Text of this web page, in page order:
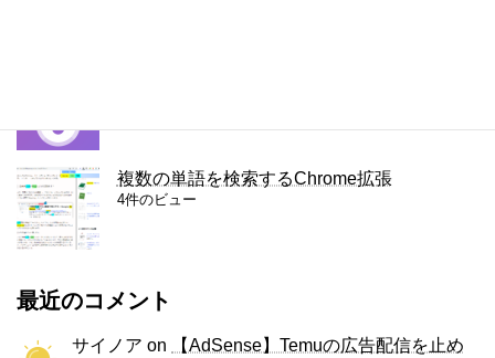
複数の単語を検索するChrome拡張
4件のビュー
最近のコメント
サイノア on
【AdSense】Temuの広告配信を止め